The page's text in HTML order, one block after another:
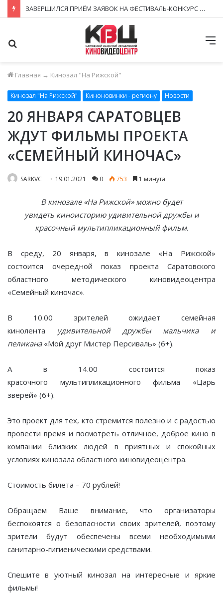
ЗАВЕРШИЛСЯ ПРИЁМ ЗАЯВОК НА ФЕСТИВАЛЬ-КОНКУРС «КИНОВЕРТИКАЛЬ 2026»
Главная → Кинозал "На Рижской"
Кинозал "На Рижской" Киноновинки - региону Новости
20 ЯНВАРЯ САРАТОВЦЕВ
ЖДУТ ФИЛЬМЫ ПРОЕКТА
«СЕМЕЙНЫЙ КИНОЧАС»
SARKVC 19.01.2021 0 753 1 минута
В кинозале «На Рижской» можно будет
увидеть киноисторию удивительной дружбы и
красочный мультипликационный фильм.
В среду, 20 января, в кинозале «На Рижской»
состоится очередной показ проекта Саратовского
областного методического киновидеоцентра
«Семейный киночас».
В 10.00 зрителей ожидает семейная
кинолента
удивительной дружбы мальчика и
пеликана«Мой друг Мистер Персиваль» (6+).
А в 14.00 состоится показ
красочного мультипликационного фильма «Царь
зверей» (6+).
Это проект для тех, кто стремится полезно и с радостью
провести время и посмотреть отличное, доброе кино в
компании близких людей в приятных и спокойных
условиях кинозала областного киновидеоцентра.
Стоимость билета – 70 рублей!
Обращаем Ваше внимание, что организаторы
беспокоятся о безопасности своих зрителей, поэтому
зрители будут обеспечены всеми необходимыми
санитарно-гигиеническими средствами.
Спешите в уютный кинозал на интересные и яркие
фильмы!